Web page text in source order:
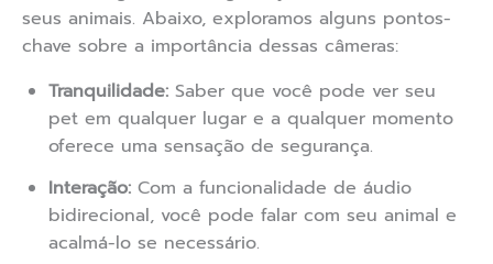
seus animais. Abaixo, exploramos alguns pontos-
chave sobre a importância dessas câmeras:
Tranquilidade: Saber que você pode ver seu
pet em qualquer lugar e a qualquer momento
oferece uma sensação de segurança.
Interação: Com a funcionalidade de áudio
bidirecional, você pode falar com seu animal e
acalmá-lo se necessário.